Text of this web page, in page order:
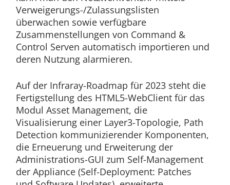
Verweigerungs-/Zulassungslisten
überwachen sowie verfügbare
Zusammenstellungen von Command &
Control Serven automatisch importieren und
deren Nutzung alarmieren.
Auf der Infraray-Roadmap für 2023 steht die
Fertigstellung des HTML5-WebClient für das
Modul Asset Management, die
Visualisierung einer Layer3-Topologie, Path
Detection kommunizierender Komponenten,
die Erneuerung und Erweiterung der
Administrations-GUI zum Self-Management
der Appliance (Self-Deployment: Patches